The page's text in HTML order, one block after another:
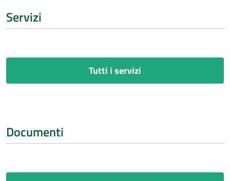
Servizi
Tutti i servizi
Documenti